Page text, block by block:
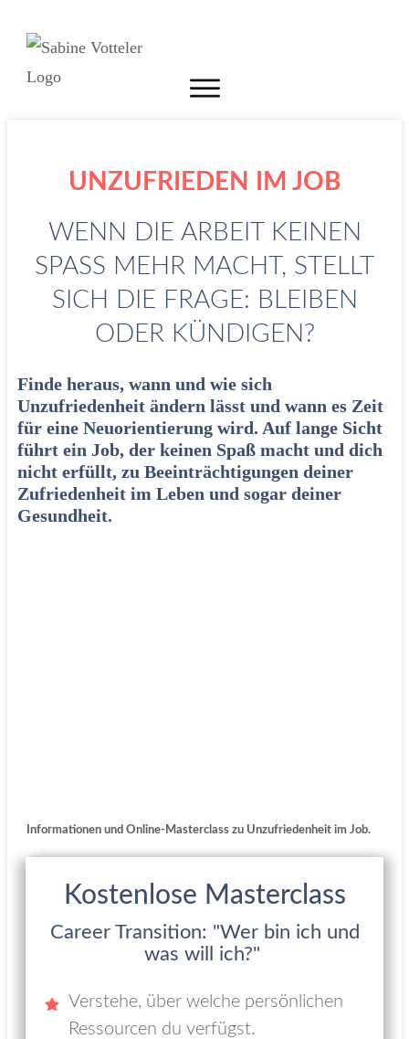
UNZUFRIEDEN IM JOB
WENN DIE ARBEIT KEINEN
SPASS MEHR MACHT, STELLT S
ICH DIE FRAGE: BLEIBEN O
DER KÜNDIGEN?
Finde heraus, wann und wie sich
Unzufriedenheit ändern lässt und wann es Zeit
für eine Neuorientierung wird. Auf lange Sicht
führt ein Job, der keinen Spaß macht und dich
nicht erfüllt, zu Beeinträchtigungen deiner
Zufriedenheit im Leben und sogar deiner
Gesundheit.
Informationen und Online-Masterclass zu Unzufriedenheit im Job.
Kostenlose Masterclass
Career Transition: "Wer bin ich und
was will ich?"
Verstehe, über welche persönlichen
Ressourcen du verfügst.